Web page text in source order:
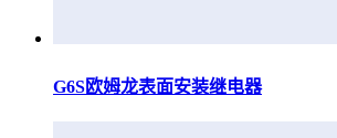
G6S欧姆龙表面安装继电器